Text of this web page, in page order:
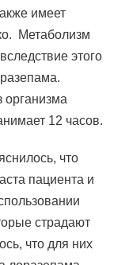
имеет
Метаболизм
этого
организма
12 часов.
что
пациента и
страдают
что для них